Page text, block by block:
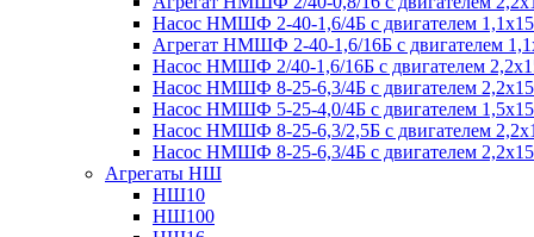
Насос НМШФ 2-40-1,6/4Б с двигателем
Агрегат НМШФ 2-40-1,6/16Б с двигателем
Насос НМШФ 2/40-1,6/16Б с двигателем
Насос НМШФ 8-25-6,3/4Б с двигателем
Насос НМШФ 5-25-4,0/4Б с двигателем
Насос НМШФ 8-25-6,3/2,5Б с двигателем
Насос НМШФ 8-25-6,3/4Б с двигателем
Агрегаты НШ
НШ10
НШ100